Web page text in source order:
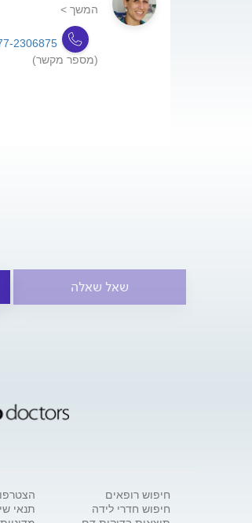
המשך >
2306875
(מספר מקשר)
שאל שאלה
חיפוש רופאים
חיפוש חדרי לידה
הצטרפו
תנאי